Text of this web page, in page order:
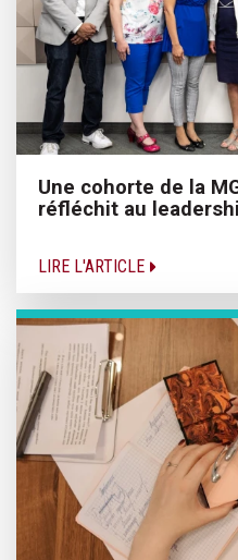
Une cohorte de la
réfléchit au
LIRE L'ARTICLE